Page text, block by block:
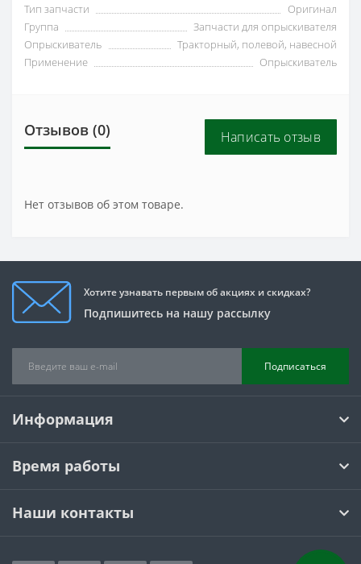
Тип запчасти
Оригинал
Группа
Запчасти для опрыскивателя
Опрыскиватель
Тракторный, полевой, навесной
Применение
Опрыскиватель
Отзывов (0) Написать отзыв
Нет отзывов об этом товаре.
Хотите узнавать первым об акциях и скидках?
Подпишитесь на нашу рассылку
Подписаться
Информация
Время работы
Наши контакты